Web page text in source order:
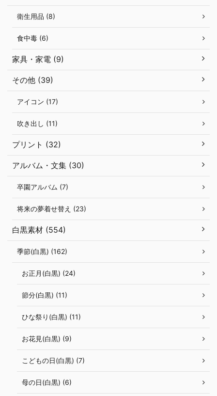
衛生用品 (8)
食中毒 (6)
家具・家電 (9)
その他 (39)
アイコン (17)
吹き出し (11)
プリント (32)
アルバム・文集 (30)
卒園アルバム (7)
将来の夢着せ替え (23)
白黒素材 (554)
季節(白黒) (162)
お正月(白黒) (24)
節分(白黒) (11)
ひな祭り(白黒) (11)
お花見(白黒) (9)
こどもの日(白黒) (7)
母の日(白黒) (6)